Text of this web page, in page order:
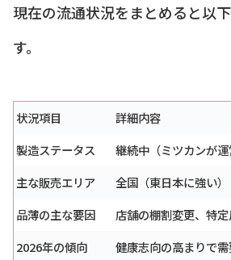
現在の流通状況をまとめると以
す。
状況項目
詳細内容
製造ステータス
継続中（ミツカンが運
主な販売エリア
全国（東日本に強い）
品薄の主な要因
店舗の棚割変更、特
2026年の傾向
健康志向の高まりで